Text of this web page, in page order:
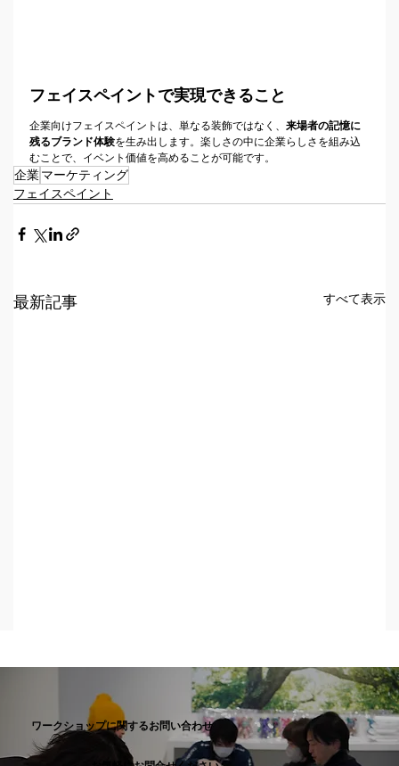
ワークショップに関するお問い合わせ
フェイスペイントで実現できること
企業向けフェイスペイントは、単なる装飾ではなく、 来場者の記憶に
残るブランド体験を生み出します。楽しさの中に企業らしさを組み込
むことで、イベント価値を高めることが可能です。
企業マーケティング
フェイスペイント
最新記事 すべて表示